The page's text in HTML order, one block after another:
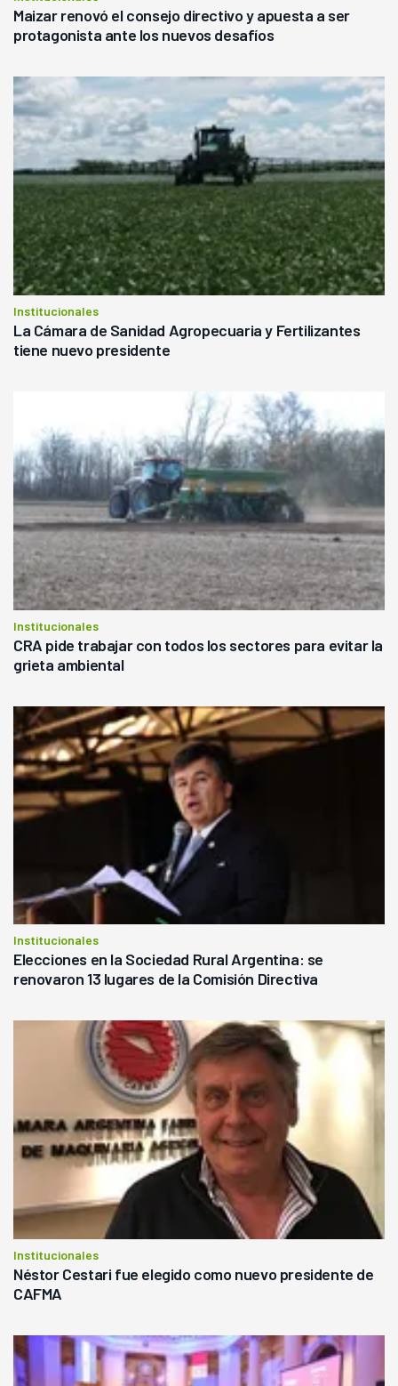
Maizar renovó el consejo directivo y apuesta a ser
protagonista ante los nuevos desafíos
Institucionales
La Cámara de Sanidad Agropecuaria y Fertilizantes
tiene nuevo presidente
Institucionales
CRA pide trabajar con todos los sectores para evitar la
grieta ambiental
Institucionales
Elecciones en la Sociedad Rural Argentina: se
renovaron 13 lugares de la Comisión Directiva
Institucionales
Néstor Cestari fue elegido como nuevo presidente de
CAFMA